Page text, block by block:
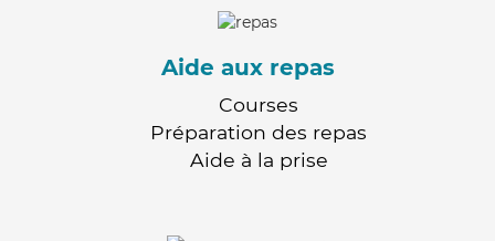
Aide aux repas
Courses
Préparation des repas
Aide à la prise